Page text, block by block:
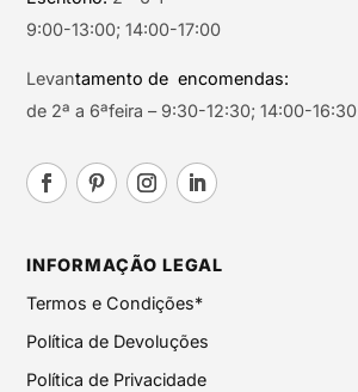
9:00-13:00; 14:00-17:00
Levantamento de encomendas:
de 2ª a 6ªfeira – 9:30-12:30; 14:00-16:30
INFORMAÇÃO LEGAL
Termos e Condições*
Política de Devoluções
Política de Privacidade